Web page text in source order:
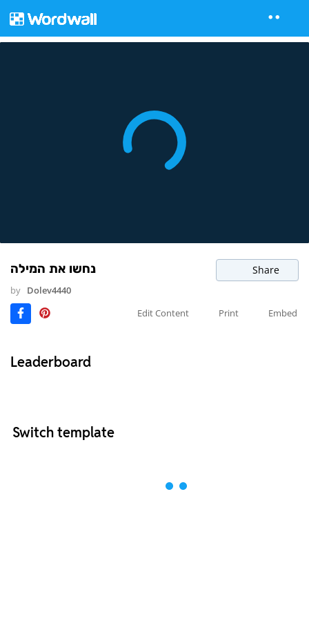
נחשו את המילה Share
by Dolev4440
Edit Content
Print Embed
Leaderboard
Switch template